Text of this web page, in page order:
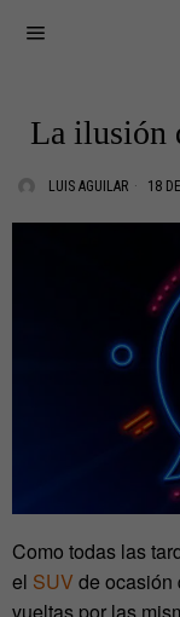
La ilusión
LUIS AGUILAR 18
Como todas las
el SUV de ocasión
vueltas por las